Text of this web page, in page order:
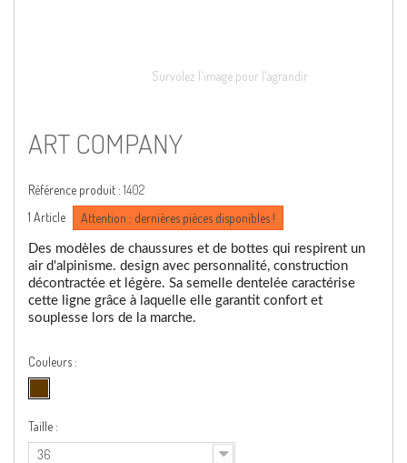
Survolez l'image pour l'agrandir
ART COMPANY
Référence produit : 1402
1 Article Attention : dernières pièces disponibles !
Des modèles de chaussures et de bottes qui respirent un
air d'alpinisme. design avec personnalité, construction
décontractée et légère. Sa semelle dentelée caractérise
cette ligne grâce à laquelle elle garantit confort et
souplesse lors de la marche.
Couleurs :
Taille :
36